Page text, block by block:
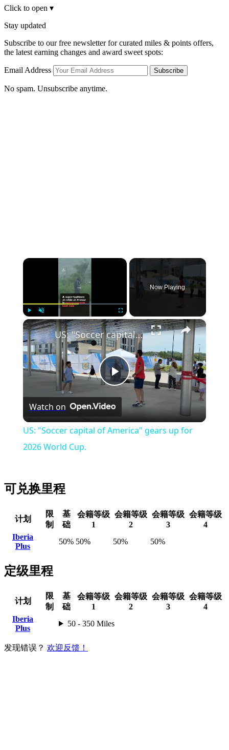
Click to open ▾
Stay updated
Subscribe to our free newsletter for curated miles & points offers,
the latest earning changes and award sweet spots:
Email Address Subscribe
No spam. Unsubscribe anytime.
×
Play Unmute Fullscreen
Now Playing
×
Play
Video
US: "Soccer capital of America" gears up for 2026 World Cup.
Watch on
US: "Soccer capital of America" gears up for
2026 World Cup.
可兑换里程
计划
限
制
基
础
会籍等级
1
会籍等级
2
会籍等级
3
会籍等级
4
Iberia
Plus
50% 50% 50% 50%
定级里程
计划
限
制
基
础
会籍等级
1
会籍等级
2
会籍等级
3
会籍等级
4
Iberia
Plus
50 - 350 Miles
发现错误？ 欢迎反馈！